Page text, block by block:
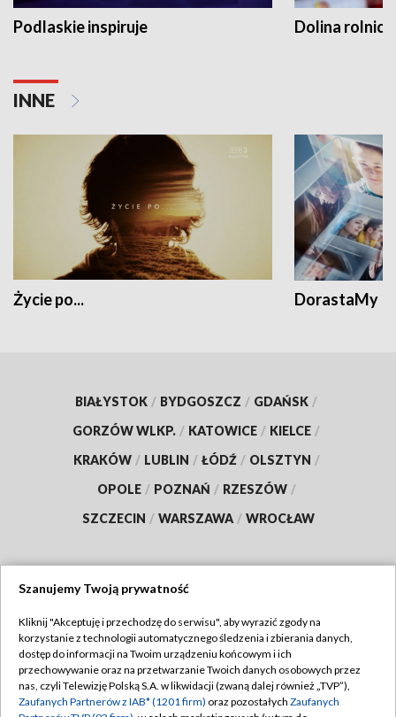
Podlaskie inspiruje Dolina
INNE
Życie po... DorastaMy
BIAŁYSTOK / BYDGOSZCZ / GDAŃSK /
GORZÓW WLKP. / KATOWICE / KIELCE /
KRAKÓW / LUBLIN / ŁÓDŹ / OLSZTYN /
OPOLE / POZNAŃ / RZESZÓW /
SZCZECIN / WARSZAWA / WROCŁAW
TVP
Abonament TVP
Emisja w TVP
Regulamin TVP
Polityka prywatności
Szanujemy Twoją prywatność
Kliknij "Akceptuję i przechodzę do serwisu", aby wyrazić zgody na
korzystanie z technologii automatycznego śledzenia i zbierania danych,
dostęp do informacji na Twoim urządzeniu końcowym i ich
przechowywanie oraz na przetwarzanie Twoich danych osobowych przez
nas, czyli Telewizję Polską S.A. w likwidacji (zwaną dalej również „TVP”),
Zaufanych Partnerów z IAB* (1201 firm) oraz pozostałych Zaufanych